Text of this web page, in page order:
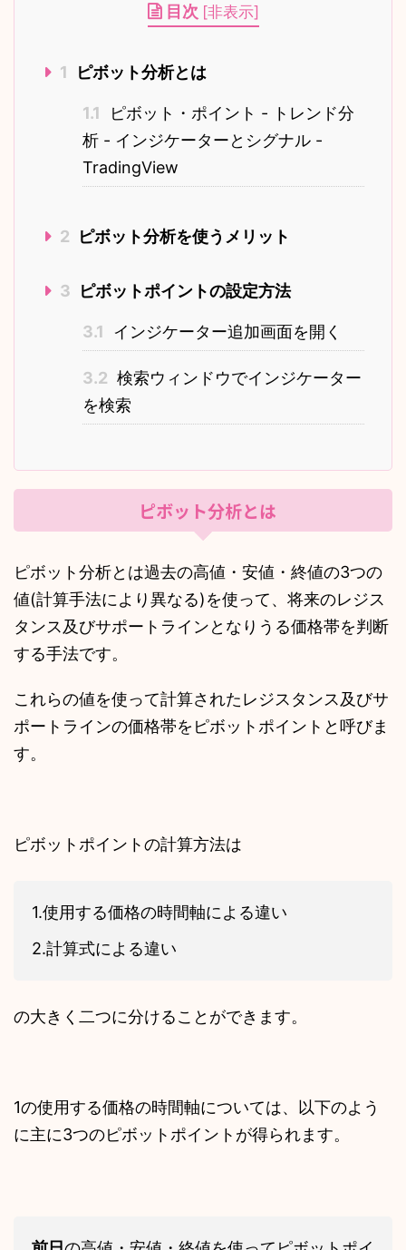
目次 [非表示]
1 ピボット分析とは
1.1
ピボット・ポイント - トレンド分
析 - インジケーターとシグナル -
TradingView
2 ピボット分析を使うメリット
3 ピボットポイントの設定方法
3.1 インジケーター追加画面を開く
3.2 検索ウィンドウでインジケーター
を検索
ピボット分析とは
ピボット分析とは過去の高値・安値・終値の3つの
値(計算手法により異なる)を使って、将来のレジス
タンス及びサポートラインとなりうる価格帯を判断
する手法です。
これらの値を使って計算されたレジスタンス及びサ
ポートラインの価格帯をピボットポイントと呼びま
す。
ピボットポイントの計算方法は
1.使用する価格の時間軸による違い
2.計算式による違い
の大きく二つに分けることができます。
1の使用する価格の時間軸については、以下のよう
に主に3つのピボットポイントが得られます。